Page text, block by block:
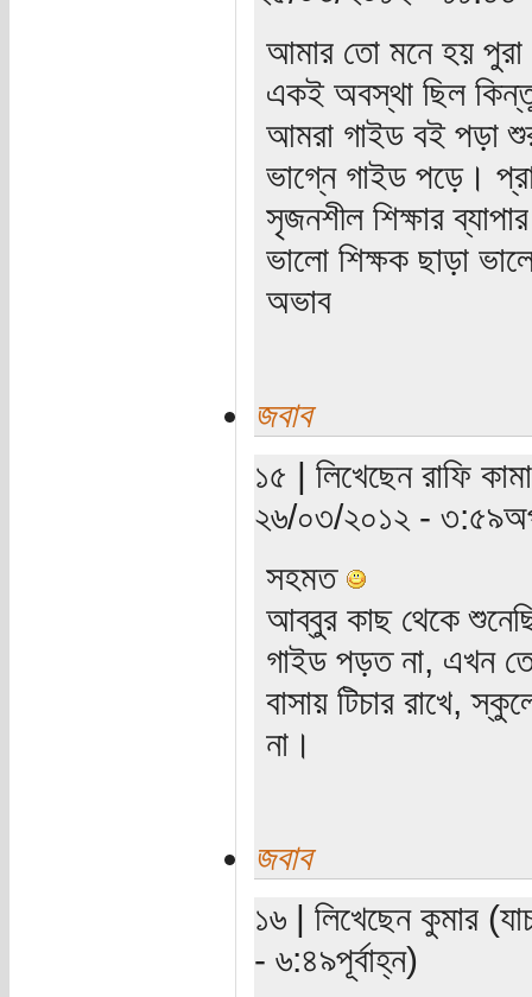
আমার তো মনে হয় পুরা
একই অবস্থা ছিল
আমরা গাইড বই পড়া
ভাগ্নে গাইড পড়ে।
সৃজনশীল শিক্ষার
ভালো শিক্ষক ছাড়া
অভাব
জবাব
১৫ | লিখেছেন রাফি
২৬/০৩/২০১২ -
সহমত
আব্বুর কাছ থেকে
গাইড পড়ত না, এখন তো
বাসায় টিচার রাখে,
না।
জবাব
১৬ | লিখেছেন কুমার
- ৬:৪৯পূর্বাহ্ন)